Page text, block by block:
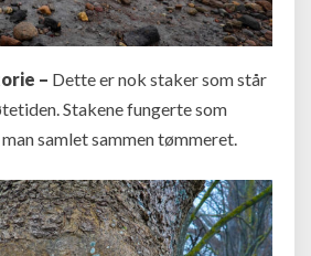
– Dette er nok staker som står
Stakene fungerte som
samlet sammen tømmeret.